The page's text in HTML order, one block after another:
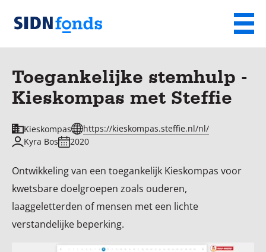
Sla de navigatie over en ga naar de inhoud
SIDN
fonds
Menu
Toegankelijke stemhulp -
Kieskompas met Steffie
Kieskompas
https://kieskompas.steffie.nl/nl/
Kyra Bos
2020
Ontwikkeling van een toegankelijk Kieskompas voor
kwetsbare doelgroepen zoals ouderen,
laaggeletterden of mensen met een lichte
verstandelijke beperking.